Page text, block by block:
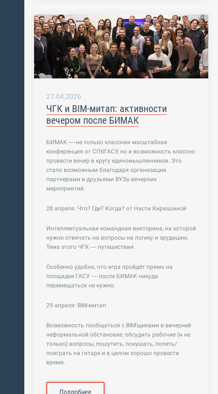
27.04.2026
ЧГК и BIM-митап: активности
вечером после БИМАК
БИМАК — не только классная масштабная
конференция от СПбГАСУ, но и возможность классно
провести вечер в кругу единомышленников. Это
стало возможным благодаря организации
партнерами и друзьями ВУЗа вечерних
мероприятий.
28 апреля: Что? Где? Когда? от Насти Кирюшиной
Интеллектуальная командная викторина, на которой
нужно отвечать на вопросы на логику и эрудицию.
Тема этого ЧГК — путешествия.
Особенно удобно, что игра пройдёт прямо на
площадке ГАСУ — после БИМАК никуда
перемещаться не нужно.
29 апреля: BIM-митап
Возможность пообщаться с BIM'щиками в вечерней
неформальной обстановке: обсудить рабочие (и не
только) вопросы, пошутить, покушать, попеть/
поиграть на гитаре и в целом хорошо провести
время.
Подробнее